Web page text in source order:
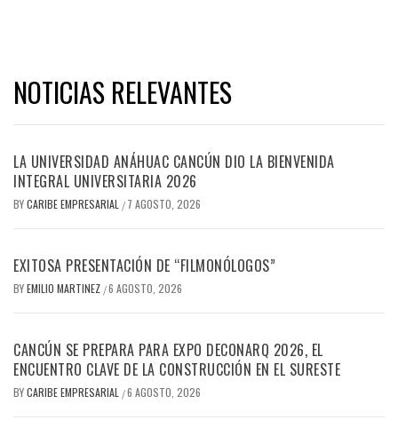
NOTICIAS RELEVANTES
LA UNIVERSIDAD ANÁHUAC CANCÚN DIO LA BIENVENIDA
INTEGRAL UNIVERSITARIA 2026
BYCARIBE EMPRESARIAL / 7 AGOSTO, 2026
EXITOSA PRESENTACIÓN DE “FILMONÓLOGOS”
BYEMILIO MARTINEZ /6 AGOSTO, 2026
CANCÚN SE PREPARA PARA EXPO DECONARQ 2026, EL
ENCUENTRO CLAVE DE LA CONSTRUCCIÓN EN EL SURESTE
BYCARIBE EMPRESARIAL /6 AGOSTO, 2026